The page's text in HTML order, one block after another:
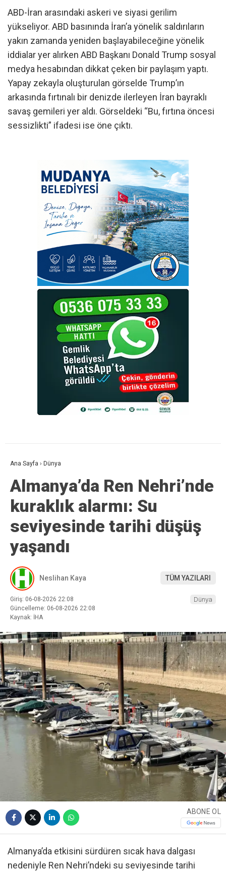
ABD-İran arasındaki askeri ve siyasi gerilim
yükseliyor. ABD basınında İran’a yönelik saldırıların
yakın zamanda yeniden başlayabileceğine yönelik
iddialar yer alırken ABD Başkanı Donald Trump sosyal
medya hesabından dikkat çeken bir paylaşım yaptı.
Yapay zekayla oluşturulan görselde Trump’ın
arkasında fırtınalı bir denizde ilerleyen İran bayraklı
savaş gemileri yer aldı. Görseldeki “Bu, fırtına öncesi
sessizlikti” ifadesi ise öne çıktı.
Ana Sayfa › Dünya
Almanya’da Ren Nehri’nde
kuraklık alarmı: Su
seviyesinde tarihi düşüş
yaşandı
Neslihan Kaya TÜM YAZILARI
Giriş: 06-08-2026 22:08
Güncelleme: 06-08-2026 22:08
Kaynak: İHA
Dünya
ABONE OL
Almanya’da etkisini sürdüren sıcak hava dalgası
nedeniyle Ren Nehri’ndeki su seviyesinde tarihi